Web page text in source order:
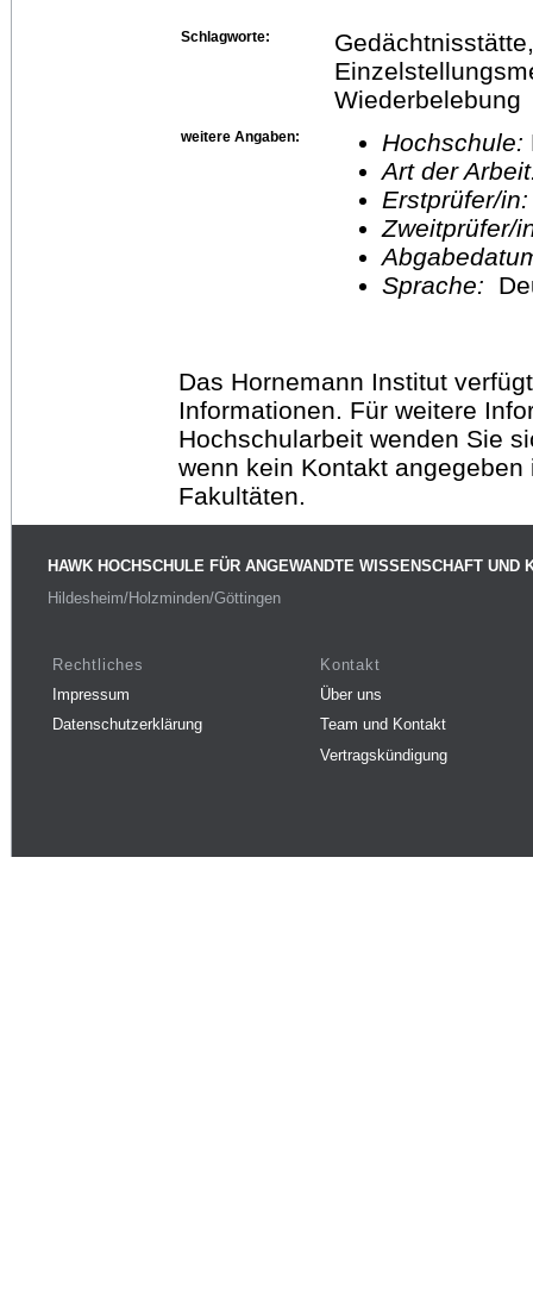
Schlagworte:
Wiederbelebung
weitere Angaben: Hochschule:
Art der
Erstprüfer/
Sprache:
Das Hornemann Institut
Informationen. Für weitere
Hochschularbeit wenden Sie
wenn kein Kontakt
Fakultäten.
HAWK HOCHSCHULE FÜR ANGEWANDTE WISSENSCHAFT UND
Hildesheim/Holzminden/Göttingen
Rechtliches
Impressum
Datenschutzerklärung
Kontakt
Über uns
Team und Kontakt
Vertragskündigung